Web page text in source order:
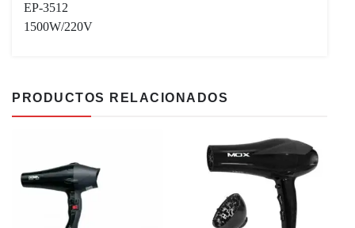
EP-3512
1500W/220V
PRODUCTOS RELACIONADOS